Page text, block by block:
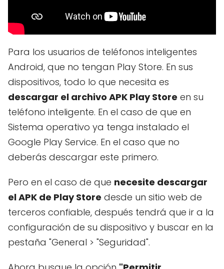
Para los usuarios de teléfonos inteligentes
Android, que no tengan Play Store. En sus
dispositivos, todo lo que necesita es
descargar el archivo APK Play Store en su
teléfono inteligente. En el caso de que en
Sistema operativo ya tenga instalado el
Google Play Service. En el caso que no
deberás descargar este primero.
Pero en el caso de que necesite descargar
el APK de Play Store desde un sitio web de
terceros confiable, después tendrá que ir a la
configuración de su dispositivo y buscar en la
pestaña "General > "Seguridad".